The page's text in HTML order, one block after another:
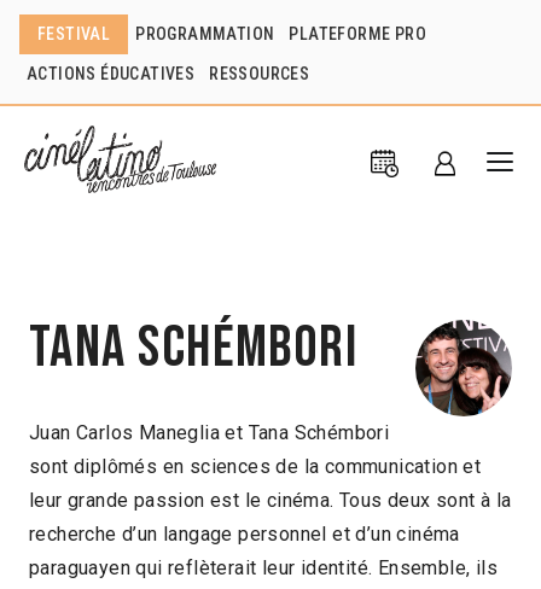
FESTIVAL PROGRAMMATION PLATEFORME PRO
ACTIONS ÉDUCATIVES RESSOURCES
Tana Schémbori
Juan Carlos Maneglia et Tana Schémbori
sont diplômés en sciences de la communication et
leur grande passion est le cinéma. Tous deux sont à la
recherche d’un langage personnel et d’un cinéma
paraguayen qui reflèterait leur identité. Ensemble, ils